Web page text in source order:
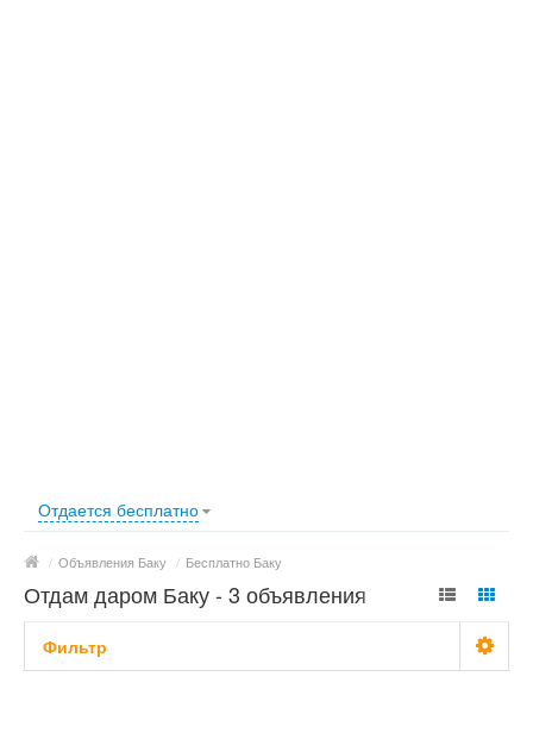
Отдается бесплатно
/ Объявления Баку / Бесплатно Баку
Отдам даром Баку - 3 объявления
Фильтр